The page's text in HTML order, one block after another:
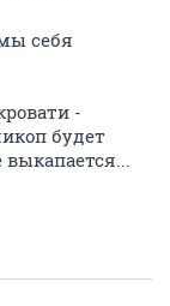
себя
-
будет